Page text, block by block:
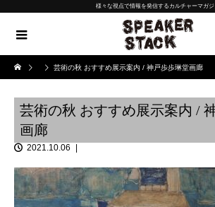
様々な視点で情報を発信するカルチャーマガジ
芸術の秋 おすすめ展示案内 / 神戸歩歩琳堂画廊
芸術の秋 おすすめ展示案内 /
画廊
2021.10.06